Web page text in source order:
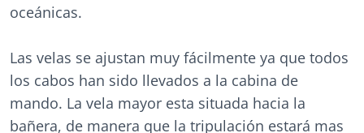
oceánicas.
Las velas se ajustan muy fácilmente ya que todos
los cabos han sido llevados a la cabina de
mando. La vela mayor esta situada hacia la
bañera, de manera que la tripulación estará mas